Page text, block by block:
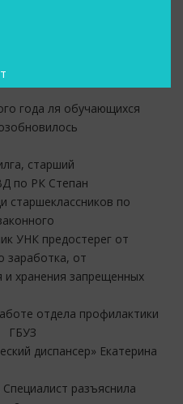
года ля обучающихся
старший
по РК Степан
старшеклассников по
УНК предостерег от
заработка, от
и хранения запрещенных
отдела профилактики
ГБУЗ
диспансер» Екатерина
разъяснила